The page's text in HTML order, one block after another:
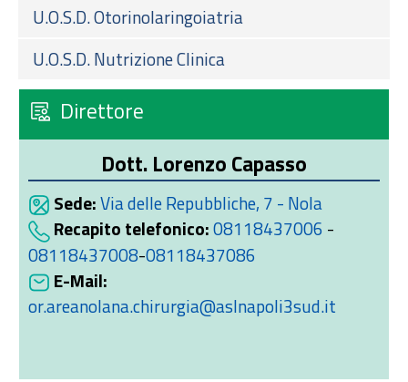
U.O.S.D. Otorinolaringoiatria
U.O.S.D. Nutrizione Clinica
Direttore
Dott. Lorenzo Capasso
Sede:Via delle Repubbliche, 7 - Nola
Recapito telefonico:08118437006 -
08118437008-08118437086
E-Mail:
or.areanolana.chirurgia@aslnapoli3sud.it